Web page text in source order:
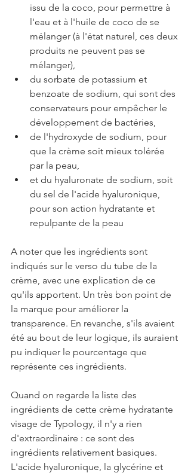
issu de la coco, pour permettre à
l'eau et à l'huile de coco de se
mélanger (à l'état naturel, ces deux
produits ne peuvent pas se
mélanger),
du sorbate de potassium et
benzoate de sodium, qui sont des
conservateurs pour empêcher le
développement de bactéries,
de l'hydroxyde de sodium, pour
que la crème soit mieux tolérée
par la peau,
et du hyaluronate de sodium, soit
du sel de l'acide hyaluronique,
pour son action hydratante et
repulpante de la peau
A noter que les ingrédients sont
indiqués sur le verso du tube de la
crème, avec une explication de ce
qu'ils apportent. Un très bon point de
la marque pour améliorer la
transparence. En revanche, s'ils avaient
été au bout de leur logique, ils auraient
pu indiquer le pourcentage que
représente ces ingrédients.
Quand on regarde la liste des
ingrédients de cette crème hydratante
visage de Typology, il n'y a rien
d'extraordinaire : ce sont des
ingrédients relativement basiques.
L'acide hyaluronique, la glycérine et